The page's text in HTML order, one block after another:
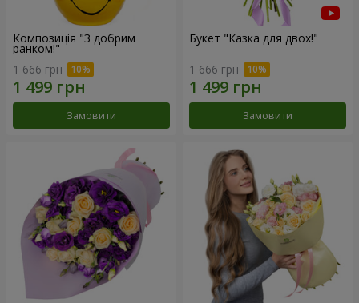
Композиція "З добрим
ранком!"
1 666 грн
Замовити
Букет "Казка для двох!"
1 666 грн
Замовити